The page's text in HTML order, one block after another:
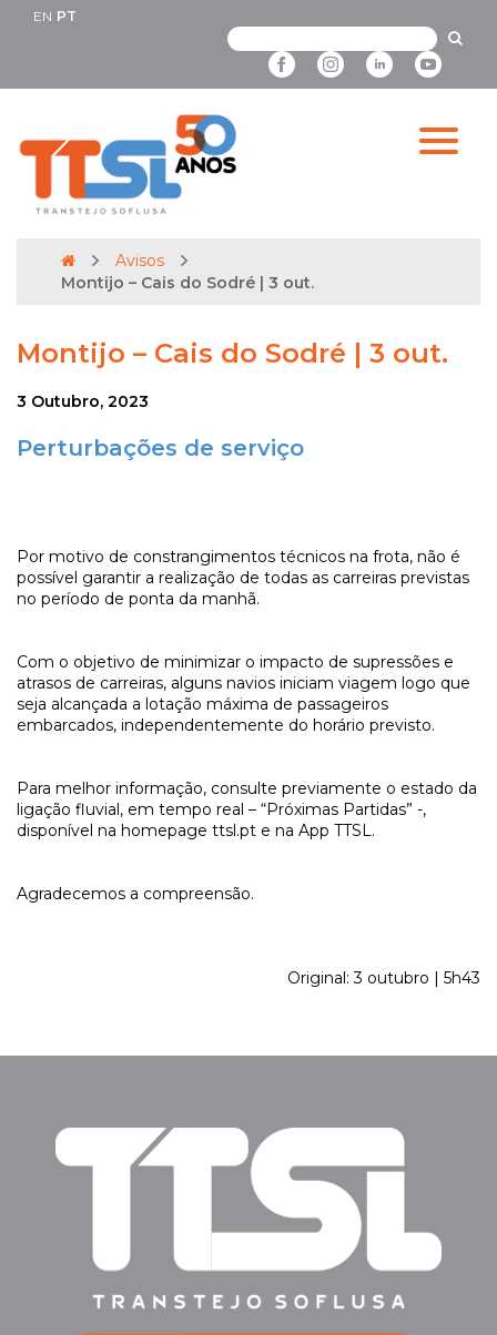
EN PT
Avisos
Montijo – Cais do Sodré | 3 out.
Montijo – Cais do Sodré | 3 out.
3 Outubro, 2023
Perturbações de serviço
Por motivo de constrangimentos técnicos na frota, não é
possível garantir a realização de todas as carreiras previstas
no período de ponta da manhã.
Com o objetivo de minimizar o impacto de supressões e
atrasos de carreiras, alguns navios iniciam viagem logo que
seja alcançada a lotação máxima de passageiros
embarcados, independentemente do horário previsto.
Para melhor informação, consulte previamente o estado da
ligação fluvial, em tempo real – “Próximas Partidas” -,
disponível na homepage ttsl.pt e na App TTSL.
Agradecemos a compreensão.
Original: 3 outubro | 5h43